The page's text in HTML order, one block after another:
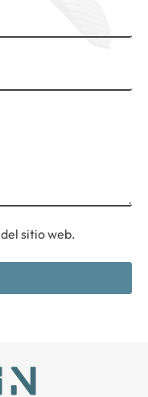
del sitio web.